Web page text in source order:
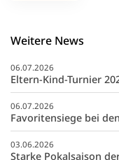
Weitere News
06.07.2026
Eltern-Kind-Turnier
06.07.2026
Favoritensiege bei
03.06.2026
Starke Pokalsaison